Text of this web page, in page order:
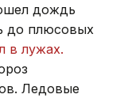
дождь
до плюсовых
в лужах.
Ледовые